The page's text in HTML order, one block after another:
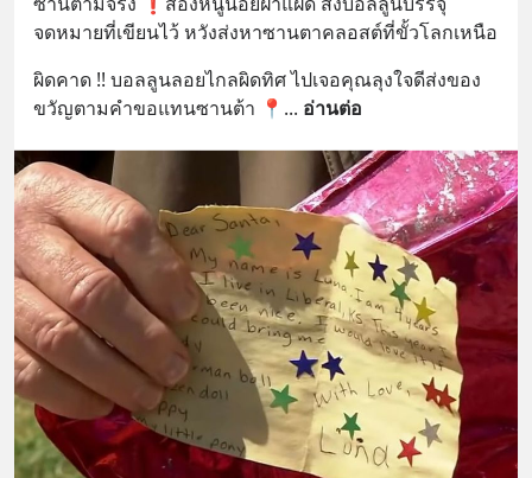
จดหมายที่เขียนไว้ หวังส่งหาซานตาคลอสต์ที่ขั้วโลกเหนือ
ผิดคาด !! บอลลูนลอยไกลผิดทิศ ไปเจอคุณลุงใจดีส่งของ
ขวัญตามคำขอแทนซานต้า 📍 ... อ่านต่อ